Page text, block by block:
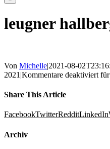
leugner
Von Michelle|2021-08-
2021 |Kommentare deaktiviert
Share This Article
FacebookTwitterRedditLinkedIn
Archiv